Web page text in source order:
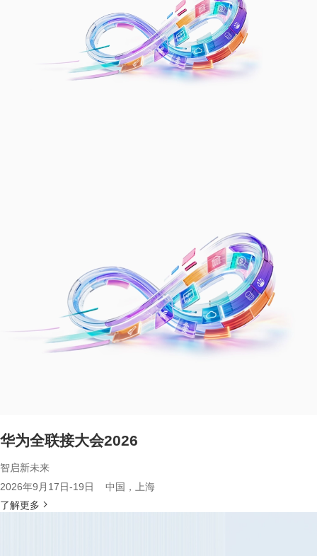
华为全联接大会2026
智启新未来
2026年9月17日-19日 中国，上海
了解更多